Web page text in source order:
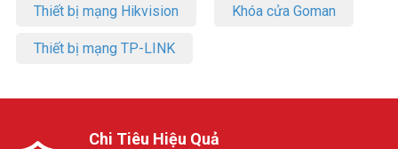
Thiết bị mạng Hikvision Khóa cửa Goman
Thiết bị mạng TP-LINK
Chi Tiêu Hiệu Quả